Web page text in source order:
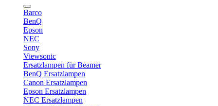
Barco
BenQ
Epson
NEC
Sony
Viewsonic
Ersatzlampen für Beamer
BenQ Ersatzlampen
Canon Ersatzlampen
Epson Ersatzlampen
NEC Ersatzlampen